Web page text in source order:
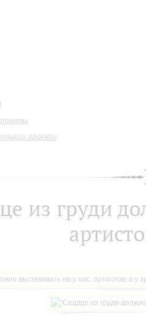
проекты
из груди